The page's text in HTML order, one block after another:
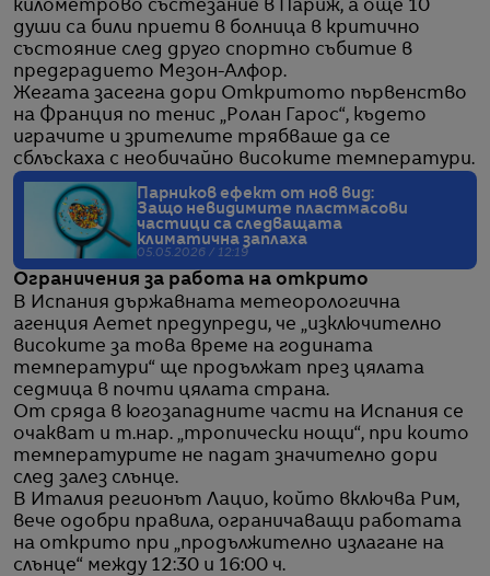
километрово състезание в Париж, а още 10
души са били приети в болница в критично
състояние след друго спортно събитие в
предградието Мезон-Алфор.
Жегата засегна дори Откритото първенство
на Франция по тенис „Ролан Гарос“, където
играчите и зрителите трябваше да се
сблъскаха с необичайно високите температури.
Парников ефект от нов вид:
Защо невидимите пластмасови
частици са следващата
климатична заплаха
05.05.2026 / 12:19
Ограничения за работа на открито
В Испания държавната метеорологична
агенция Aemet предупреди, че „изключително
високите за това време на годината
температури“ ще продължат през цялата
седмица в почти цялата страна.
От сряда в югозападните части на Испания се
очакват и т.нар. „тропически нощи“, при които
температурите не падат значително дори
след залез слънце.
В Италия регионът Лацио, който включва Рим,
вече одобри правила, ограничаващи работата
на открито при „продължително излагане на
слънце“ между 12:30 и 16:00 ч.